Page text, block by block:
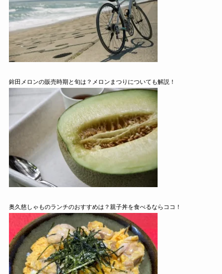
鉾田メロンの販売時期と旬は？メロンまつりについても解説！
奥久慈しゃものランチのおすすめは？親子丼を食べるならココ！